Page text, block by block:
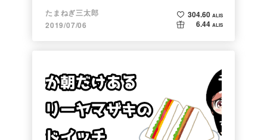
たまねぎ三太郎
2019/07/06
304.60 ALIS
6.44 ALIS